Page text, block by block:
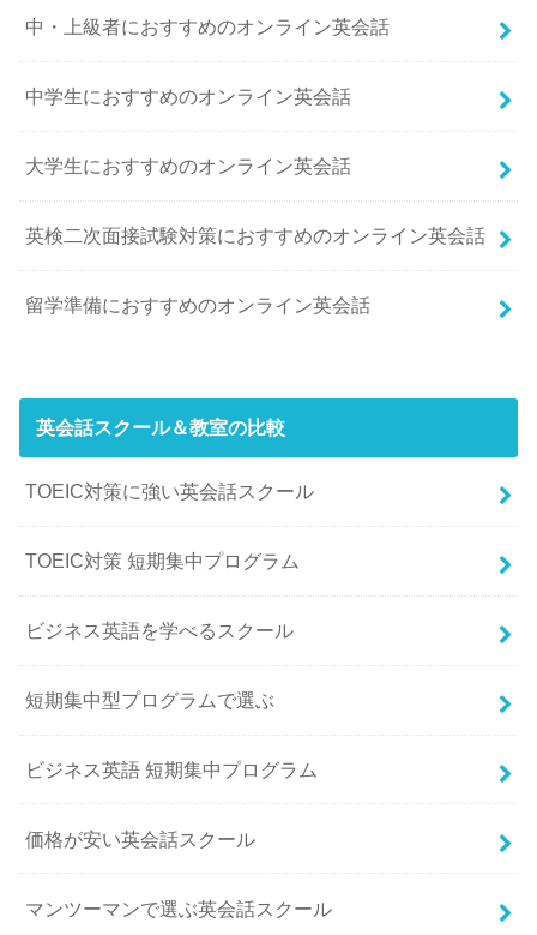
中・上級者におすすめのオンライン英会話
中学生におすすめのオンライン英会話
大学生におすすめのオンライン英会話
英検二次面接試験対策におすすめのオンライン英会話
留学準備におすすめのオンライン英会話
英会話スクール＆教室の比較
TOEIC対策に強い英会話スクール
TOEIC対策 短期集中プログラム
ビジネス英語を学べるスクール
短期集中型プログラムで選ぶ
ビジネス英語 短期集中プログラム
価格が安い英会話スクール
マンツーマンで選ぶ英会話スクール